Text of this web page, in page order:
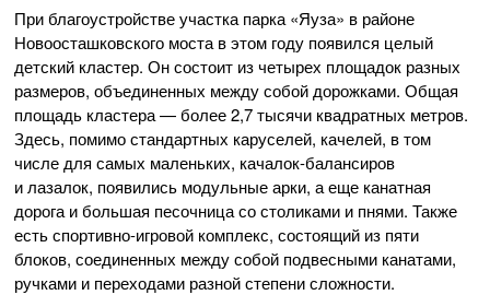
При благоустройстве участка парка «Яуза» в районе
Новоосташковского моста в этом году появился целый
детский кластер. Он состоит из четырех площадок разных
размеров, объединенных между собой дорожками. Общая
площадь кластера — более 2,7 тысячи квадратных метров.
Здесь, помимо стандартных каруселей, качелей, в том
числе для самых маленьких, качалок-балансиров
и лазалок, появились модульные арки, а еще канатная
дорога и большая песочница со столиками и пнями. Также
есть спортивно-игровой комплекс, состоящий из пяти
блоков, соединенных между собой подвесными канатами,
ручками и переходами разной степени сложности.